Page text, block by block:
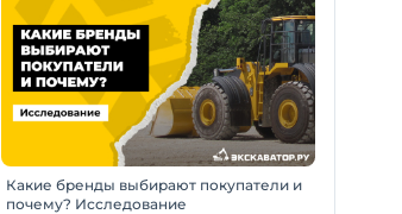
Какие бренды выбирают покупатели и
почему? Исследование